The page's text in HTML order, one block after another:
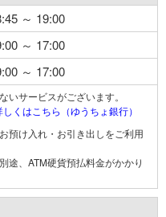
～ 19:00
～ 17:00
～ 17:00
サービスがございます。
くはこちら（ゆうちょ銀行）
預け入れ・お引き出しをご利用
途、ATM硬貨預払料金がかかり